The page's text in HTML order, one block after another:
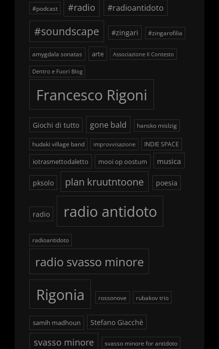
#podcast #radio #radioantidoto
#soundscape #zingari #zingarofilia
amygdala sonatas arte Associazione Il Contesto
Dentro e Fuori Blog
Francesco Rigoni
Giochi di tutto gone bald hansko mislzig
hudaki village band improvvisazione INDIE SPACE
iotrasmettodaletto mooi op oostum musica
pksolo plan kruutntoone poesia
radio radio antidoto
radioantidoto
radio svasso minore
Rigonia rossonove rubakov trio
samih madhoun Stefano Giacchè
svasso minore svasso minore for antidoto